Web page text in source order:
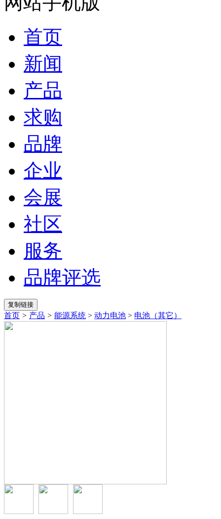
首页
新闻
产品
求购
品牌
企业
会展
社区
服务
品牌评选
首页 > 产品 > 能源系统 > 动力电池 > 电池（其它）